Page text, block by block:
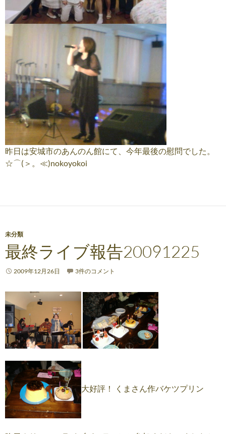
昨日は安城市のあんのん館にて、今年最後の慰問でした。
☆⌒(＞。≪)nokoyokoi
未分類
最終ライブ報告20091225
2009年12月26日 3件のコメント
大好評！ くまさん作バケツプリン